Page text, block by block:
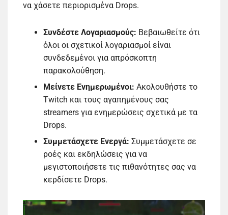
να χάσετε περιορισμένα Drops.
Συνδέστε Λογαριασμούς: Βεβαιωθείτε ότι
όλοι οι σχετικοί λογαριασμοί είναι
συνδεδεμένοι για απρόσκοπτη
παρακολούθηση.
Μείνετε Ενημερωμένοι: Ακολουθήστε το
Twitch και τους αγαπημένους σας
streamers για ενημερώσεις σχετικά με τα
Drops.
Συμμετάσχετε Ενεργά: Συμμετάσχετε σε
ροές και εκδηλώσεις για να
μεγιστοποιήσετε τις πιθανότητες σας να
κερδίσετε Drops.